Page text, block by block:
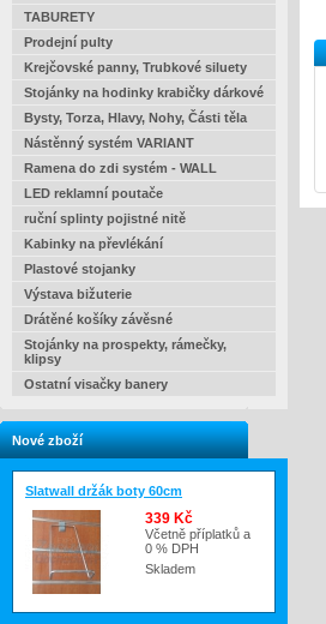
TABURETY
Prodejní pulty
Krejčovské panny, Trubkové siluety
Stojánky na hodinky krabičky dárkové
Bysty, Torza, Hlavy, Nohy, Části těla
Nástěnný systém VARIANT
Ramena do zdi systém - WALL
LED reklamní poutače
ruční splinty pojistné nitě
Kabinky na převlékání
Plastové stojanky
Výstava bižuterie
Drátěné košíky závěsné
Stojánky na prospekty, rámečky,
klipsy
Ostatní visačky banery
Nové zboží
Slatwall držák boty 60cm
339 Kč
Včetně příplatků a
0 % DPH
Skladem